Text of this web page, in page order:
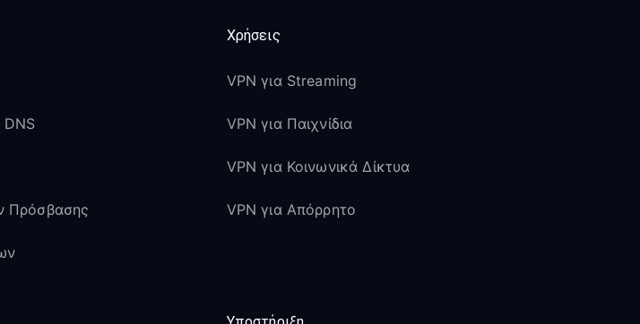
Πρόσβασης
Χρήσεις
VPN για Streaming
VPN για Παιχνίδια
VPN για Κοινωνικά Δίκτυα
VPN για Απόρρητο